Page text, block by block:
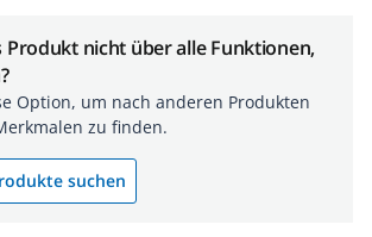
Produkt nicht über alle Funktionen,
Option, um nach anderen Produkten
zu finden.
suchen